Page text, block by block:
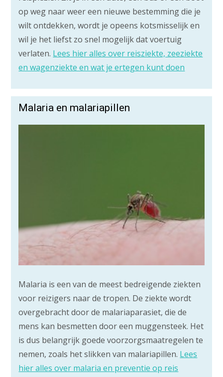
op weg naar weer een nieuwe bestemming die je
wilt ontdekken, wordt je opeens kotsmisselijk en
wil je het liefst zo snel mogelijk dat voertuig
verlaten. Lees hier alles over reisziekte, zeeziekte
en wagenziekte en wat je ertegen kunt doen
Malaria en malariapillen
Malaria is een van de meest bedreigende ziekten
voor reizigers naar de tropen. De ziekte wordt
overgebracht door de malariaparasiet, die de
mens kan besmetten door een muggensteek. Het
is dus belangrijk goede voorzorgsmaatregelen te
nemen, zoals het slikken van malariapillen. Lees
hier alles over malaria en preventie op reis